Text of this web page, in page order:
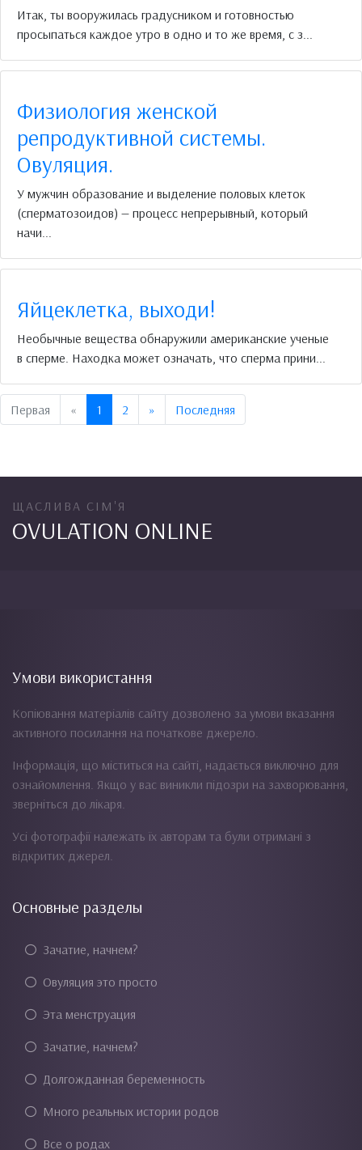
Итак, ты вооружилась градусником и готовностью
просыпаться каждое утро в одно и то же время, с з...
Физиология женской
репродуктивной системы.
Овуляция.
У мужчин образование и выделение половых клеток
(сперматозоидов) — процесс непрерывный, который
начи...
Яйцеклетка, выходи!
Необычные вещества обнаружили американские ученые
в сперме. Находка может означать, что сперма прини...
Первая « Предыдущая
1 2 » Следующая
Последняя
ЩАСЛИВА СІМ'Я
OVULATION ONLINE
Умови використання
Копіювання матеріалів сайту дозволено за умови вказання
активного посилання на початкове джерело.
Інформація, що міститься на сайті, надається виключно для
ознайомлення. Якщо у вас виникли підозри на захворювання,
зверніться до лікаря.
Усі фотографії належать їх авторам та були отримані з
відкритих джерел.
Основные разделы
Зачатие, начнем?
Овуляция это просто
Эта менструация
Зачатие, начнем?
Долгожданная беременность
Много реальных истории родов
Все о родах